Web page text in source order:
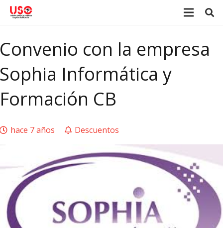
Convenio con la empresa
Sophia Informática y
Formación CB
hace 7 años Descuentos